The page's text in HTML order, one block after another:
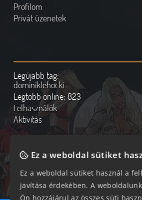
Profilom
Privát üzenetek
Legújabb tag:
dominiklehocki
Legtöbb online:823
Felhasználók
Aktivitás
Online felhasználók
235 vendég, 0 tag
Ez a weboldal sütiket
Ez a weboldal sütiket használ a
javítása érdekében. A
Ön hozzájárul az összes süti